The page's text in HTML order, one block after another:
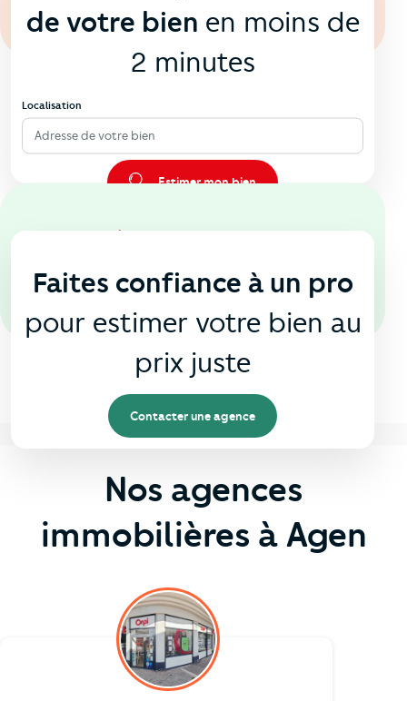
de votre bien en moins de
2 minutes
Localisation
Adresse de votre bien
Estimer mon bien
En agence
Faites confiance à un pro
pour estimer votre bien au
prix juste
Contacter une agence
Nos agences
immobilières à Agen